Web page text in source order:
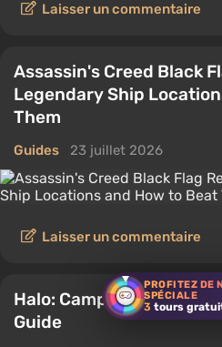
PROFITEZ DE
SPÉCIALE
3 tours
Laisser un commentaire
Assassin's Creed Black
Legendary Ship
Them
Guides 23 juillet 2026
Laisser un commentaire
Halo: Campaign
Guide